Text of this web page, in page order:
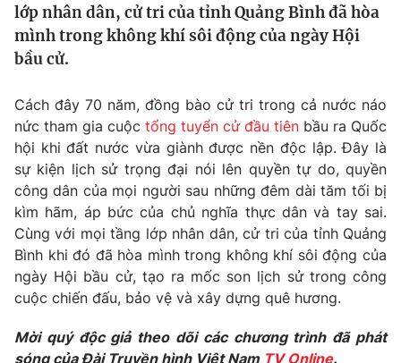
Thế giới
Tin tức
Câu chuyện quốc tế
Tài chính
Thị trường
Góc doanh nghiệp
Dữ liệu và đời sống
Truyền hình
Phim VTV
Hậu trường
Nhân vật
Giải sao mai
Giải trí
Điện ảnh
Âm nhạc
Sao
Đời sống
Làm đẹp
Giáo dục
lớp nhân dân, cử tri của tỉnh Quảng Bình đã hòa
mình trong không khí sôi động của ngày Hội
bầu cử.
Cách đây 70 năm, đồng bào cử tri trong cả nước náo
nức tham gia cuộc tổng tuyển cử đầu tiên bầu ra Quốc
hội khi đất nước vừa giành được nền độc lập. Đây là
sự kiện lịch sử trọng đại nói lên quyền tự do, quyền
công dân của mọi người sau những đêm dài tăm tối bị
kìm hãm, áp bức của chủ nghĩa thực dân và tay sai.
Cùng với mọi tầng lớp nhân dân, cử tri của tỉnh Quảng
Bình khi đó đã hòa mình trong không khí sôi động của
ngày Hội bầu cử, tạo ra mốc son lịch sử trong công
cuộc chiến đấu, bảo vệ và xây dựng quê hương.
Mời quý độc giả theo dõi các chương trình đã phát
sóng của Đài Truyền hình Việt Nam TV Online.